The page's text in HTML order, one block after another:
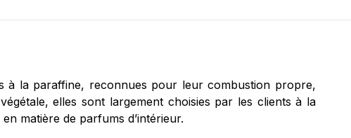
à la paraffine, reconnues pour leur combustion propre,
elles sont largement choisies par les clients à la
matière de parfums d’intérieur.